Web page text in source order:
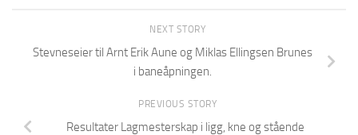
NEXT STORY
Stevneseier til Arnt Erik Aune og Miklas Ellingsen Brunes
i baneåpningen.
PREVIOUS STORY
Resultater Lagmesterskap i ligg, kne og stående